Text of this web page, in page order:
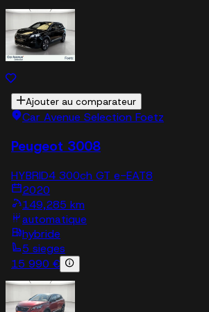
Ajouter au comparateur
Car Avenue Selection Foetz
Peugeot 3008
HYBRID4 300ch GT e-EAT8
2020
149,285 km
automatique
hybride
5 sieges
15 990 €